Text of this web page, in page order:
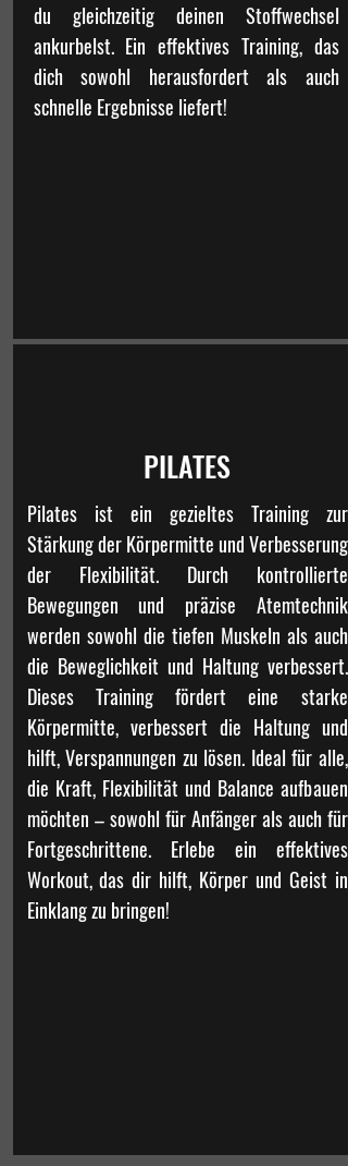
du gleichzeitig deinen Stoffwechsel
ankurbelst. Ein effektives Training, das
dich sowohl herausfordert als auch
schnelle Ergebnisse liefert!
PILATES
Pilates ist ein gezieltes Training zur
Stärkung der Körpermitte und Verbesserung
der Flexibilität. Durch kontrollierte
Bewegungen und präzise Atemtechnik
werden sowohl die tiefen Muskeln als auch
die Beweglichkeit und Haltung verbessert.
Dieses Training fördert eine starke
Körpermitte, verbessert die Haltung und
hilft, Verspannungen zu lösen. Ideal für alle,
die Kraft, Flexibilität und Balance aufbauen
möchten – sowohl für Anfänger als auch für
Fortgeschrittene. Erlebe ein effektives
Workout, das dir hilft, Körper und Geist in
Einklang zu bringen!